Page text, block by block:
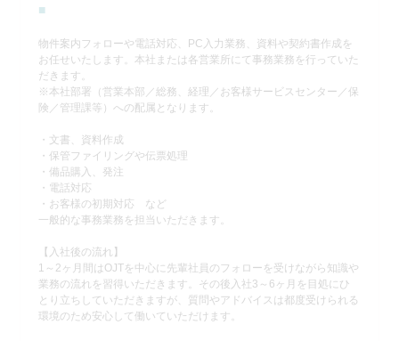
■
物件案内フォローや電話対応、PC入力業務、資料や契約書作成を
お任せいたします。本社または各営業所にて事務業務を行っていた
だきます。
※本社部署（営業本部／総務、経理／お客様サービスセンター／保
険／管理課等）への配属となります。
・文書、資料作成
・保管ファイリングや伝票処理
・備品購入、発注
・電話対応
・お客様の初期対応 など
一般的な事務業務を担当いただきます。
【入社後の流れ】
1～2ヶ月間はOJTを中心に先輩社員のフォローを受けながら知識や
業務の流れを習得いただきます。その後入社3～6ヶ月を目処にひ
とり立ちしていただきますが、質問やアドバイスは都度受けられる
環境のため安心して働いていただけます。